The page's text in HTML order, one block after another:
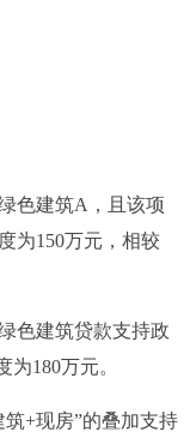
色建筑A，且该项
为150万元，相较
色建筑贷款支持政
180万元。
+现房”的叠加支持